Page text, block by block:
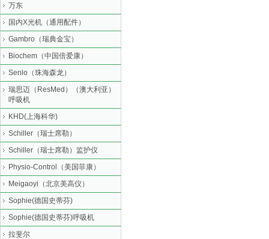
万东
国内X光机（通用配件）
Gambro（瑞典金宝）
Biochem（中国倍爱康）
Senlo（珠海森龙）
瑞思迈（ResMed）（澳大利亚）
呼吸机
KHD(上海科华)
Schiller（瑞士席勒）
Schiller（瑞士席勒）监护仪
Physio-Control（美国菲康）
Meigaoyi（北京美高仪）
Sophie(德国史蒂芬)
Sophie(德国史蒂芬)呼吸机
拉斐尔